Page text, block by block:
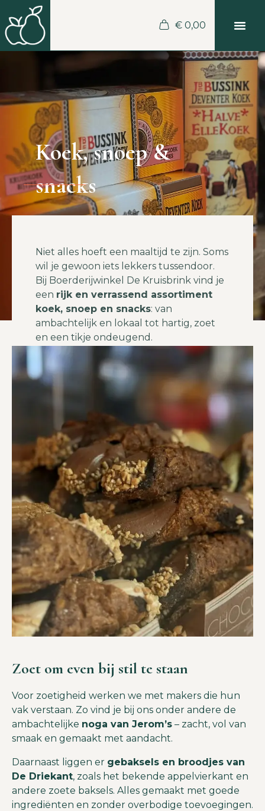
€0,00
Koek, snoep &
snacks
Niet alles hoeft een maaltijd te zijn. Soms
wil je gewoon iets lekkers tussendoor.
Bij Boerderijwinkel De Kruisbrink vind je
een rijk en verrassend assortiment
koek, snoep en snacks: van
ambachtelijk en lokaal tot hartig, zoet
en een tikje ondeugend.
Dit is de hoek waar je blijft hangen. Waar
je iets meeneemt “voor erbij”. Of waar je
ontdekt dat een klein hapje soms
Zoet om even bij stil te staan
Voor zoetigheid werken we met makers die hun
vak verstaan. Zo vind je bij ons onder andere de
ambachtelijke noga van Jerom’s – zacht, vol van
smaak en gemaakt met aandacht.
Daarnaast liggen er gebaksels en broodjes van
De Driekant, zoals het bekende appelvierkant en
andere zoete baksels. Alles gemaakt met goede
ingrediënten en zonder overbodige toevoegingen.